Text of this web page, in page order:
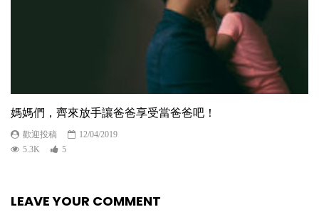
媽媽們，齊來放手讓爸爸享受當爸爸吧！
歡迎投稿
12/04/2019
5.3K
5
LEAVE YOUR COMMENT